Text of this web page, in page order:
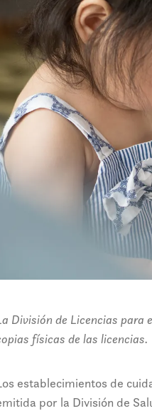
División de Licencias para
físicas de las licencias.
establecimientos de
por la División de